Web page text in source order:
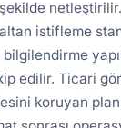
şekilde
istifleme
edilir. Ticari
koruyan